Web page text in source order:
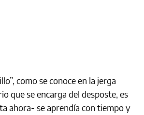
como se conoce en la jerga
que se encarga del desposte, es
ahora- se aprendía con tiempo y